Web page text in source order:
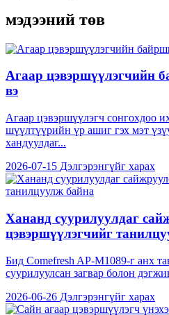
мэдээний төв
Агаар цэвэршүүлэгчийн
вэ
Агаар цэвэршүүлэгч сонгохдоо
шүүлтүүрийн үр ашиг гэх мэт
хандуулдаг...
2026-07-15 Дэлгэрэнгүйг харах
Хананд суурилуулдаг
цэвэршүүлэгчийг
Бид Comefresh AP-M1089-г анх
суурилуулсан загвар болон
2026-06-26 Дэлгэрэнгүйг харах